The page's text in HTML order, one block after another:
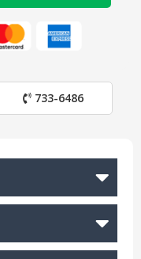
733-6486